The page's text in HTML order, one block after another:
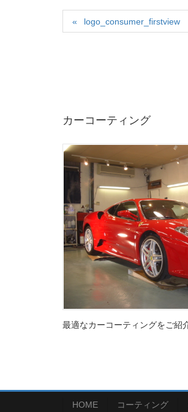
logo_consumer_firstview
カーコーティング
最適なカーコーティングをご紹
HOME コーティング